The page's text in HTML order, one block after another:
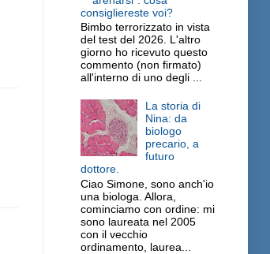
consigliereste voi?
Bimbo terrorizzato in vista
del test del 2026. L'altro
giorno ho ricevuto questo
commento (non firmato)
all'interno di uno degli ...
La storia di
Nina: da
biologo
precario, a
futuro
dottore.
Ciao Simone, sono anch'io
una biologa. Allora,
cominciamo con ordine: mi
sono laureata nel 2005
con il vecchio
ordinamento, laurea...